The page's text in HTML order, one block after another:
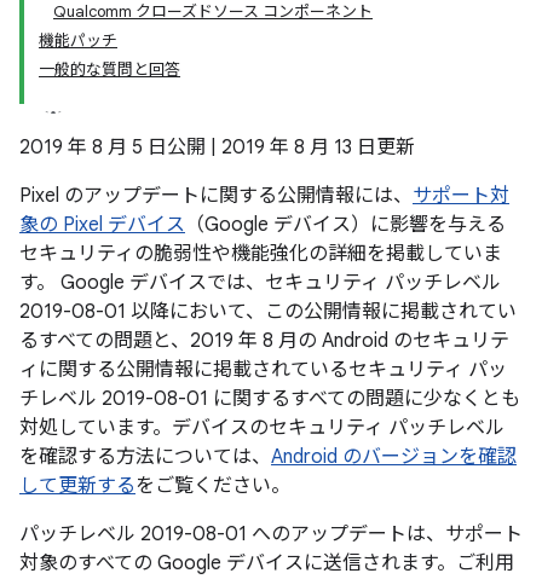
Qualcomm クローズドソース コンポーネント
機能パッチ
一般的な質問と回答
2019 年 8 月 5 日公開 | 2019 年 8 月 13 日更新
Pixel のアップデートに関する公開情報には、 サポート対
象の Pixel デバイス （Google デバイス）に影響を与える
セキュリティの脆弱性や機能強化の詳細を掲載していま
す。 Google デバイスでは、セキュリティ パッチレベル
2019-08-01 以降において、この公開情報に掲載されてい
るすべての問題と、2019 年 8 月の Android のセキュリテ
ィに関する公開情報に掲載されているセキュリティ パッ
チレベル 2019-08-01 に関するすべての問題に少なくとも
対処しています。デバイスのセキュリティ パッチレベル
を確認する方法については、 Android のバージョンを確認
して更新するをご覧ください。
パッチレベル 2019-08-01 へのアップデートは、サポート
対象のすべての Google デバイスに送信されます。ご利用